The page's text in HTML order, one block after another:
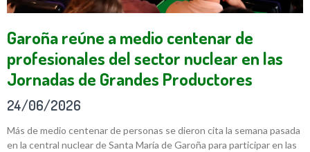
Garoña reúne a medio centenar de
profesionales del sector nuclear en las
Jornadas de Grandes Productores
24/06/2026
Más de medio centenar de personas se dieron cita la semana pasada
en la central nuclear de Santa María de Garoña para participar en las